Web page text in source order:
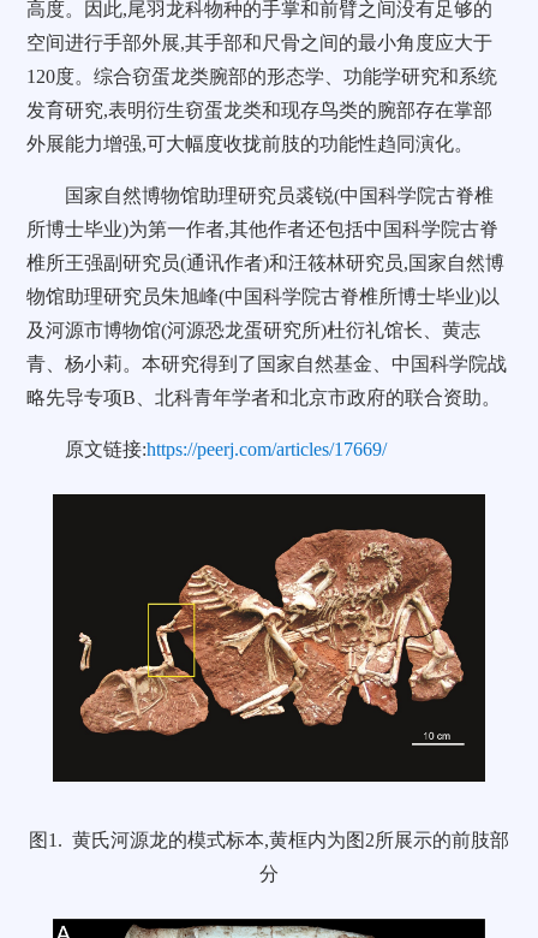
高度。因此,尾羽龙科物种的手掌和前臂之间没有足够的
空间进行手部外展,其手部和尺骨之间的最小角度应大于
120度。综合窃蛋龙类腕部的形态学、功能学研究和系统
发育研究,表明衍生窃蛋龙类和现存鸟类的腕部存在掌部
外展能力增强,可大幅度收拢前肢的功能性趋同演化。
国家自然博物馆助理研究员裘锐(中国科学院古脊椎
所博士毕业)为第一作者,其他作者还包括中国科学院古脊
椎所王强副研究员(通讯作者)和汪筱林研究员,国家自然博
物馆助理研究员朱旭峰(中国科学院古脊椎所博士毕业)以
及河源市博物馆(河源恐龙蛋研究所)杜衍礼馆长、黄志
青、杨小莉。本研究得到了国家自然基金、中国科学院战
略先导专项B、北科青年学者和北京市政府的联合资助。
原文链接:https://peerj.com/articles/17669/
图1. 黄氏河源龙的模式标本,黄框内为图2所展示的前肢部
分